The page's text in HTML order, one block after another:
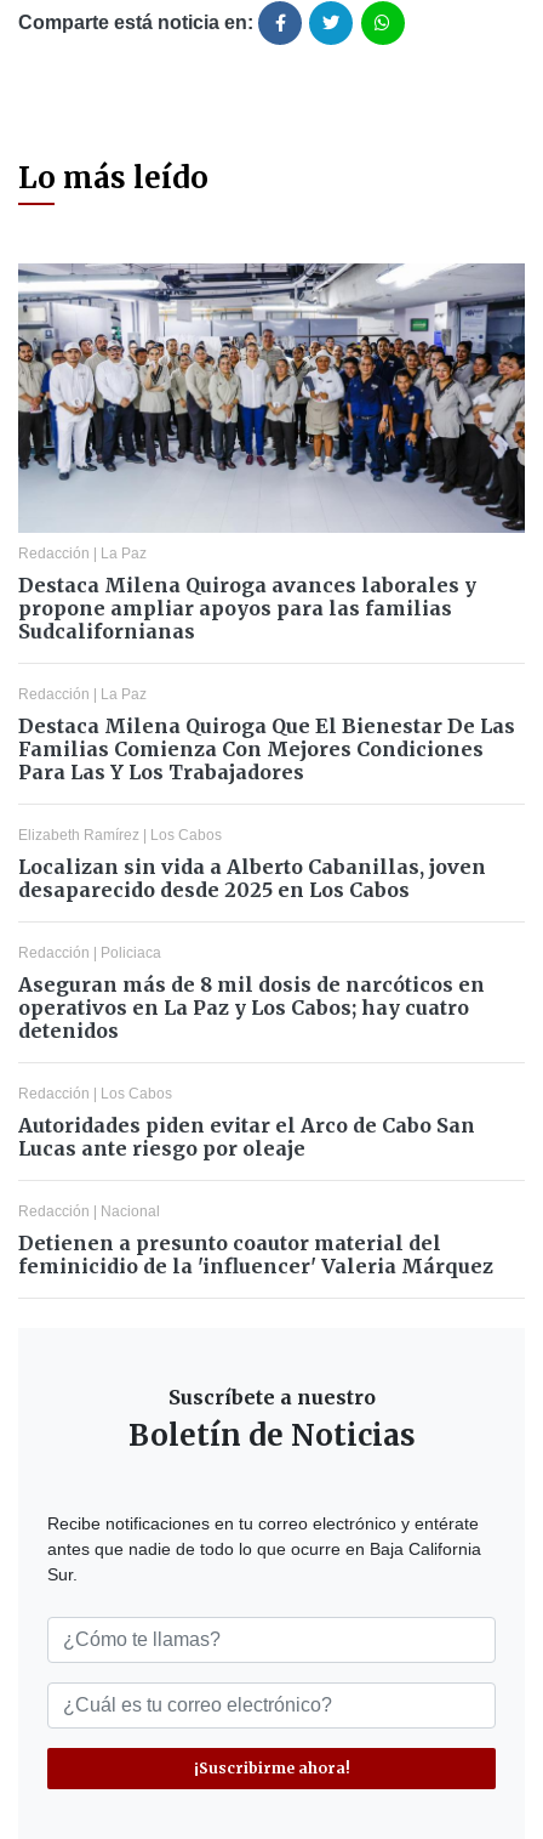
Comparte está noticia en:
Lo más leído
Redacción | La Paz
Destaca Milena Quiroga avances laborales y
propone ampliar apoyos para las familias
Sudcalifornianas
Redacción | La Paz
Destaca Milena Quiroga Que El Bienestar De Las
Familias Comienza Con Mejores Condiciones
Para Las Y Los Trabajadores
Elizabeth Ramírez | Los Cabos
Localizan sin vida a Alberto Cabanillas, joven
desaparecido desde 2025 en Los Cabos
Redacción | Policiaca
Aseguran más de 8 mil dosis de narcóticos en
operativos en La Paz y Los Cabos; hay cuatro
detenidos
Redacción | Los Cabos
Autoridades piden evitar el Arco de Cabo San
Lucas ante riesgo por oleaje
Redacción | Nacional
Detienen a presunto coautor material del
feminicidio de la 'influencer' Valeria Márquez
Suscríbete a nuestro
Boletín de Noticias
Recibe notificaciones en tu correo electrónico y entérate
antes que nadie de todo lo que ocurre en Baja California
Sur.
¡Suscribirme ahora!